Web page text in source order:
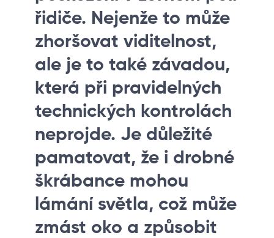
řidiče. Nejenže to může
zhoršovat viditelnost,
ale je to také závadou,
která při pravidelných
technických kontrolách
neprojde. Je důležité
pamatovat, že i drobné
škrábance mohou
lámání světla, což může
zmást oko a způsobit